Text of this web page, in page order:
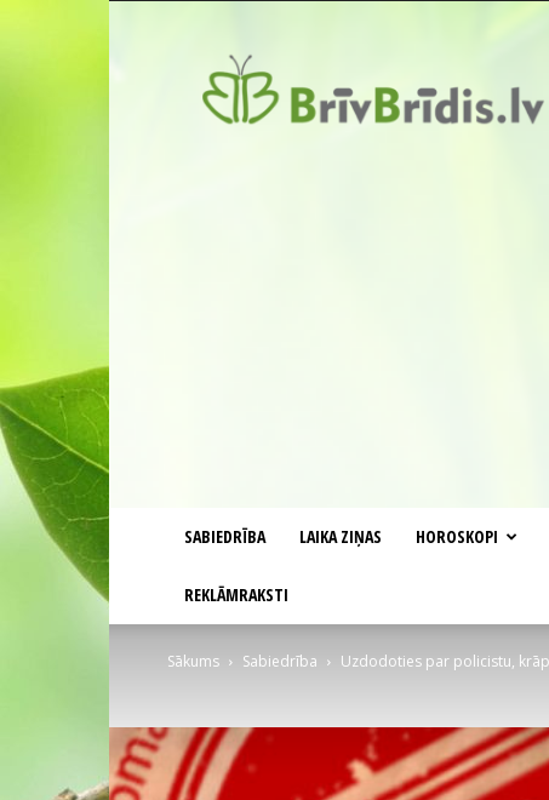
SABIEDRĪBA LAIKA ZIŅAS HOROSKOPI
REKLĀMRAKSTI
Sākums Sabiedrība Uzdodoties par policistu,